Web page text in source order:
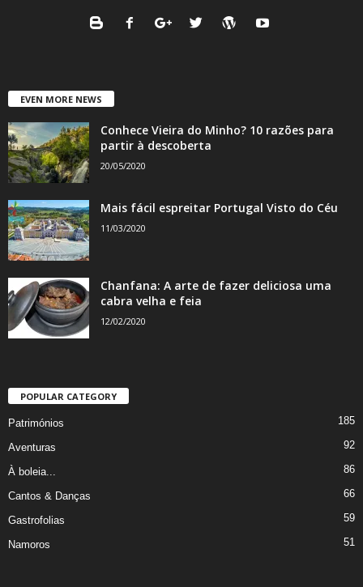
EVEN MORE NEWS
Conhece Vieira do Minho? 10 razões para
partir à descoberta
20/05/2020
Mais fácil espreitar Portugal Visto do Céu
11/03/2020
Chanfana: A arte de fazer deliciosa uma
cabra velha e feia
12/02/2020
POPULAR CATEGORY
Patrimónios 185
Aventuras 92
À boleia... 86
Cantos & Danças 66
Gastrofolias 59
Namoros 51